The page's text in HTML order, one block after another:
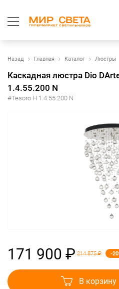
Назад Главная Каталог Люстры
Каскадная люстра Dio
1.4.55.200 N
#Tesoro H 1.4.55.200 N
171 900 ₽ 214 875 ₽ -
В корзину